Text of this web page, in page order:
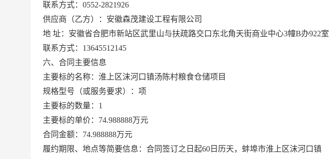
联系方式：0552-2821926
供应商（乙方）：安徽森茂建设工程有限公司
地 址：安徽省合肥市新站区武里山与扶疏路交口东北角天街商业中心3幢B办922室
联系方式：13645512145
六、合同主要信息
主要标的名称：淮上区沫河口镇汤陈村粮食仓储项目
规格型号（或服务要求）：项
主要标的数量：1
主要标的单价：74.988888万元
合同金额：74.988888万元
履约期限、地点等简要信息：合同签订之日起60日历天，蚌埠市淮上区沫河口镇